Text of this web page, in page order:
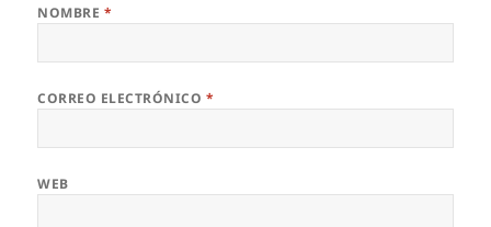
NOMBRE *
CORREO ELECTRÓNICO *
WEB